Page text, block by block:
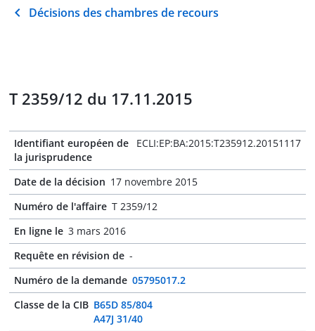
Décisions des chambres de recours
T 2359/12 du 17.11.2015
Identifiant européen de
la jurisprudence
ECLI:EP:BA:2015:T235912.20151117
Date de la décision 17 novembre 2015
Numéro de l'affaire T 2359/12
En ligne le 3 mars 2016
Requête en révision de -
Numéro de la demande 05795017.2
Classe de la CIB B65D 85/804
A47J 31/40